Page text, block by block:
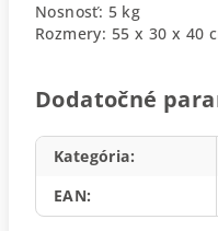
Nosnosť: 5 kg
Rozmery: 55 x 30 x 40
Dodatočné
Kategória:
EAN: